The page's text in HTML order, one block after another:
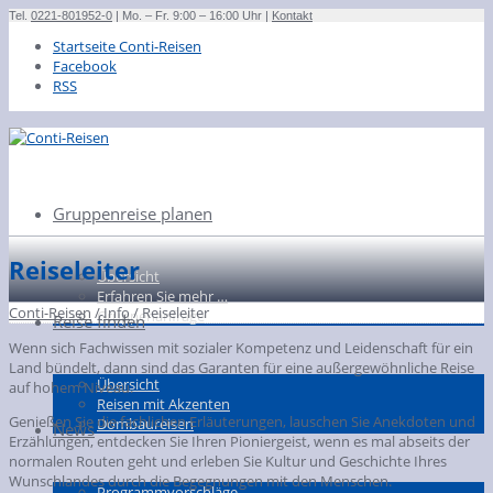
Tel. 0221-801952-0 | Mo. – Fr. 9:00 – 16:00 Uhr | Kontakt
Startseite Conti-Reisen
Facebook
RSS
Gruppenreise planen
Übersicht
Erfahren Sie mehr …
Gruppenanfrage
Reise finden
Übersicht
Reisen mit Akzenten
Dombaureisen
News
Reiseleiter
Conti-Reisen /Info/Reiseleiter
Wenn sich Fachwissen mit sozialer Kompetenz und Leidenschaft für ein
Land bündelt, dann sind das Garanten für eine außergewöhnliche Reise
auf hohem Niveau.
Genießen Sie die fachlichen Erläuterungen, lauschen Sie Anekdoten und
Erzählungen, entdecken Sie Ihren Pioniergeist, wenn es mal abseits der
normalen Routen geht und erleben Sie Kultur und Geschichte Ihres
Wunschlandes durch die Begegnungen mit den Menschen.